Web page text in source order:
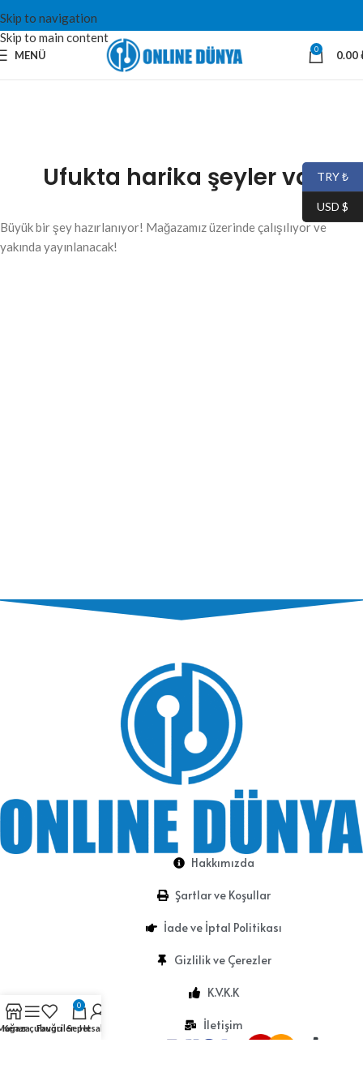
Skip to navigation
Skip to main content
MENÜ 0 0.00
Ufukta harika şeyler var
Büyük bir şey hazırlanıyor! Mağazamız üzerinde çalışılıyor ve
yakında yayınlanacak!
Hakkımızda
Şartlar ve Koşullar
İade ve İptal Politikası
Gizlilik ve Çerezler
K.V.K.K
İletişim
TRY ₺
USD $
Kenar çubuğu
Favoriler
0
SepetHesabım